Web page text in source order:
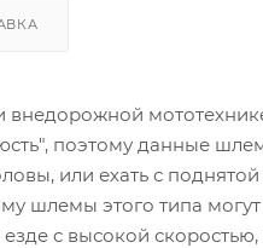
поэтому данные
или ехать с
шлемы этого типа
с высокой